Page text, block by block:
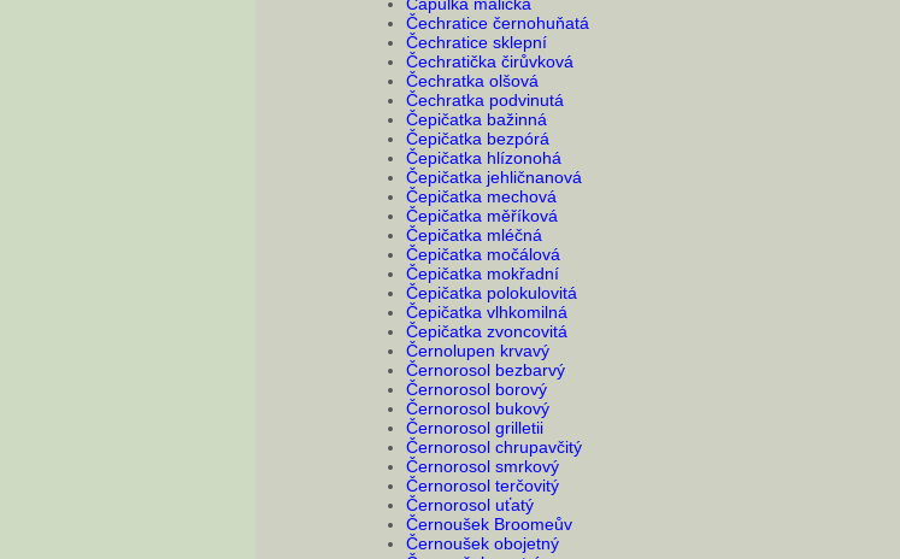
Čechratice černohuňatá
Čechratice sklepní
Čechratička čirůvková
Čechratka olšová
Čechratka podvinutá
Čepičatka bažinná
Čepičatka bezpórá
Čepičatka hlízonohá
Čepičatka jehličnanová
Čepičatka mechová
Čepičatka měříková
Čepičatka mléčná
Čepičatka močálová
Čepičatka mokřadní
Čepičatka polokulovitá
Čepičatka vlhkomilná
Čepičatka zvoncovitá
Černolupen krvavý
Černorosol bezbarvý
Černorosol borový
Černorosol bukový
Černorosol grilletii
Černorosol chrupavčitý
Černorosol smrkový
Černorosol terčovitý
Černorosol uťatý
Černoušek Broomeův
Černoušek obojetný